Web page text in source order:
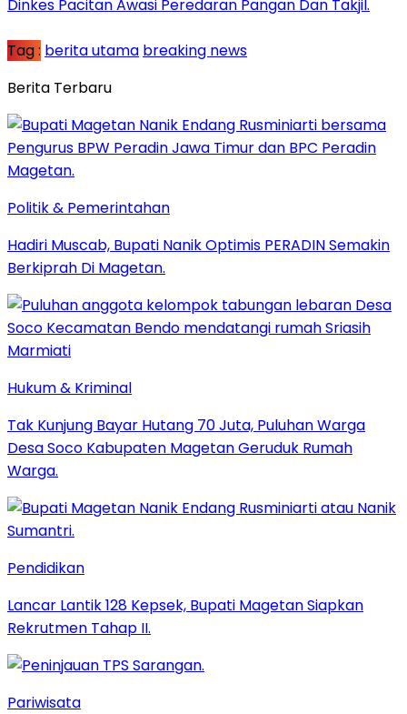
Dinkes Pacitan Awasi Peredaran Pangan Dan Takjil.
Tag : berita utama breaking news
Berita Terbaru
Politik & Pemerintahan
Hadiri Muscab, Bupati Nanik Optimis PERADIN Semakin
Berkiprah Di Magetan.
Hukum & Kriminal
Tak Kunjung Bayar Hutang 70 Juta, Puluhan Warga
Desa Soco Kabupaten Magetan Geruduk Rumah
Warga.
Pendidikan
Lancar Lantik 128 Kepsek, Bupati Magetan Siapkan
Rekrutmen Tahap II.
Pariwisata